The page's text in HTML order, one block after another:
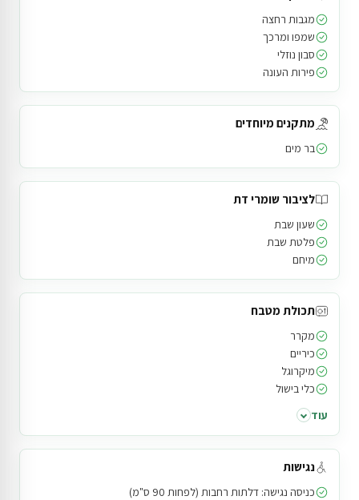
מגבות רחצה
שמפו ומרכך
סבון נוזלי
פירות העונה
מתקנים מיוחדים
בר מים
לציבור שומרי דת
שעון שבת
פלטת שבת
מיחם
תכולת מטבח
מקרר
כיריים
מיקרוגל
כלי בישול
עוד
נגישות
כניסה נגישה: דלתות רחבות (לפחות 90 ס"מ)